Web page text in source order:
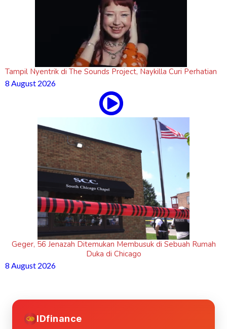
Tampil Nyentrik di The Sounds Project, Naykilla Curi Perhatian
8 August 2026
Geger, 56 Jenazah Ditemukan Membusuk di Sebuah Rumah
Duka di Chicago
8 August 2026
IDfinance